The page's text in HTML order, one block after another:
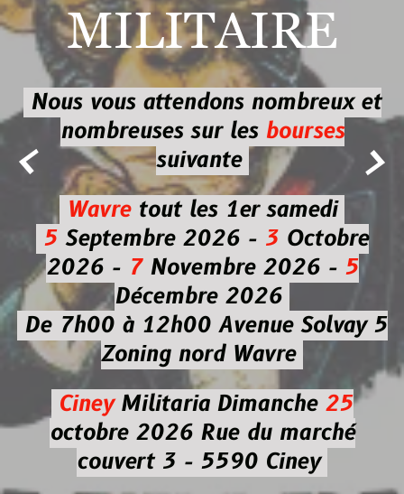
 
MILITAIRE
Nous vous attendons nombreux et
nombreuses sur les bourses
suivante
Wavretout les 1er samedi
5Septembre 2026 - 3Octobre
2026 -7Novembre 2026 - 5
Décembre 2026
De 7h00 à 12h00 Avenue Solvay 5
Zoning nord Wavre
CineyMilitaria Dimanche 25
octobre 2026Rue du marché
couvert 3 - 5590 Ciney